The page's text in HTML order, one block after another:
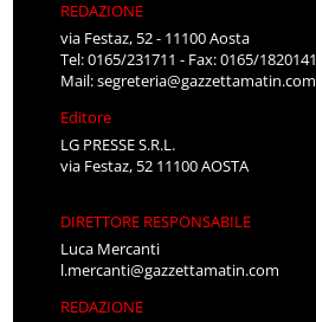
REDAZIONE
via Festaz, 52 - 11100 Aosta
Tel: 0165/231711 - Fax: 0165/1820141
Mail:segreteria@gazzettamatin.com
Editore
LG PRESSE S.R.L.
via Festaz, 52 11100 AOSTA
DIRETTORE RESPONSABILE
Luca Mercanti
l.mercanti@gazzettamatin.com
REDAZIONE